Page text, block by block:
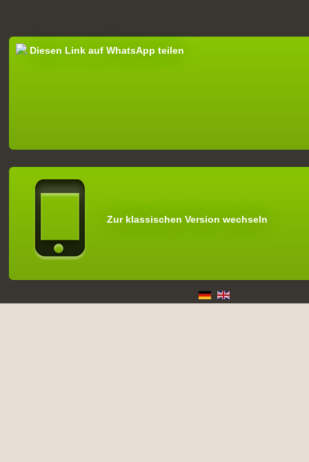
Diesen Link auf WhatsApp teilen
Zur klassischen Version wechseln